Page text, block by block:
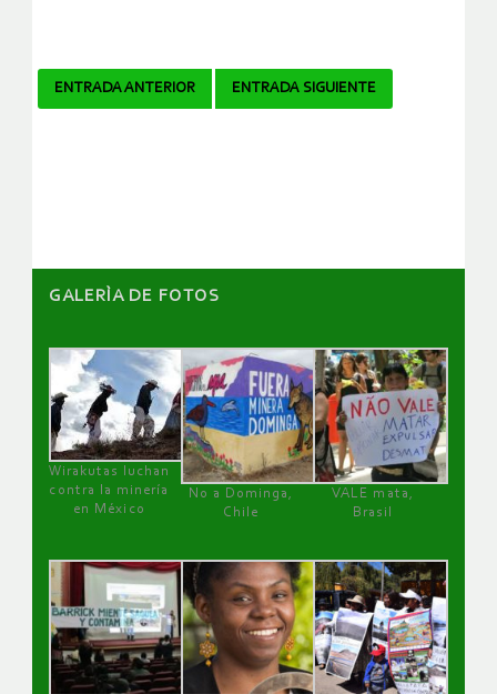
Navegador
ENTRADA ANTERIOR ENTRADA SIGUIENTE
GALERÌA DE FOTOS
Wirakutas luchan
contra la minería
en México
No a Dominga,
Chile
VALE mata,
Brasil